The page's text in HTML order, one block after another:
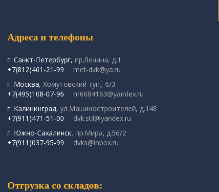
Адреса и телефоны
г. Санкт-Петербург, пр.Ленина, д.1
+7(812)461-21-99
met-dvk@ya.ru
г. Москва, Хомутовский туп., 6/3
+7(495)108-07-96
m6084163@yandex.ru
г. Калининград, ул.Машиностроителей, д.148
+7(911)471-51-00
dvk.stil@yandex.ru
г. Южно-Сахалинск, пр.Мира, д.56/2
+7(911)037-95-99
dvks@inbox.ru
Отгрузка со складов: